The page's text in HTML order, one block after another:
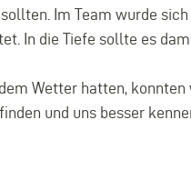
Im Team wurde
In die Tiefe sollte es
Wetter hatten,
und uns besser